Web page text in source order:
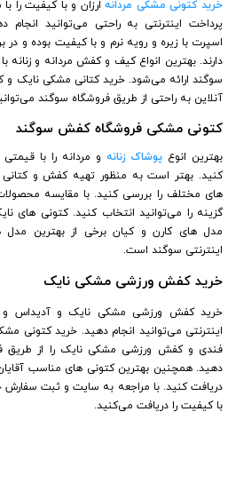
خرید کتونی مشکی مردانهارزان و با کیفیت را
پرداخت اینترنتی به راحتی می‌توانید
اسپرت با زیره و رویه نرم و با کیفیت بوده و در
دارند. بهترین انواع کیف و کفش مردانه و زنانه
سوگند ارائه می‌شود. خرید کتانی مشکی نایک و
آنلاین به راحتی از طریق فروشگاه سوگند
کتونی مشکی فروشگاه کفش سوگند
بهترین انوع پوشاک زنانه و مردانه را با
کنید. بهتر است به منظور تهیه کفش و کتانی
های مختلف را بررسی کنید. با مقایسه
گزینه را می‌توانید انتخاب کنید. کتونی های
مدل های کارن و کیان برخی از بهترین مدل
اینترنتی سوگند است.
خرید کفش ورزشی مشکی نایک
خرید کفش ورزشی مشکی نایک و آدیداس و
اینترنتی می‌توانید انجام دهید. خرید کتونی
فندی و کفش ورزشی مشکی نایک را از طریق
دهید. همچنین بهترین کتونی های مناسب آقایان
دریافت کنید. با مراجعه به سایت و ثبت سفارش
با کیفیت را دریافت می‌کنید.